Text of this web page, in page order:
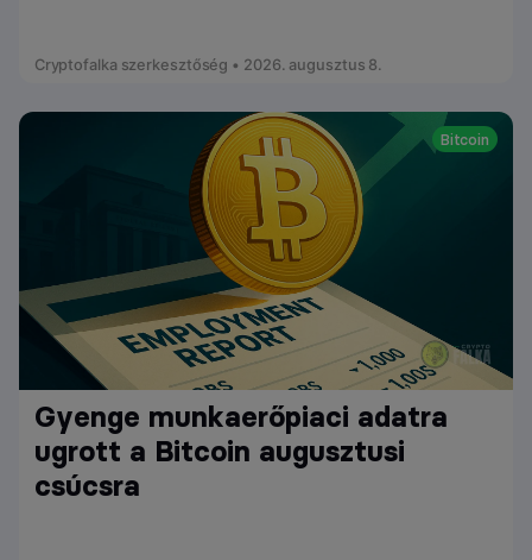
Cryptofalka szerkesztőség • 2026. augusztus 8.
Bitcoin
Gyenge munkaerőpiaci adatra
ugrott a Bitcoin augusztusi
csúcsra